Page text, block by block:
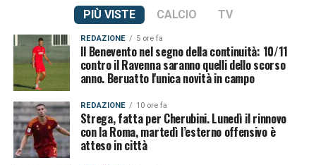
PIÙ VISTE CALCIO TV
REDAZIONE 5 ore fa
Il Benevento nel segno della continuità: 10/11
contro il Ravenna saranno quelli dello scorso
anno. Beruatto l'unica novità in campo
REDAZIONE 10 ore fa
Strega, fatta per Cherubini. Lunedì il rinnovo
con la Roma, martedì l’esterno offensivo è
atteso in città